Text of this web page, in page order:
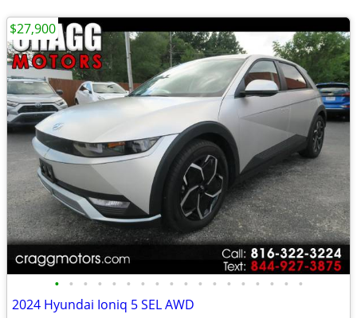
• • • • • • • • • • • • • • • • • •
2024 Hyundai Ioniq 5 SEL AWD
$27,900